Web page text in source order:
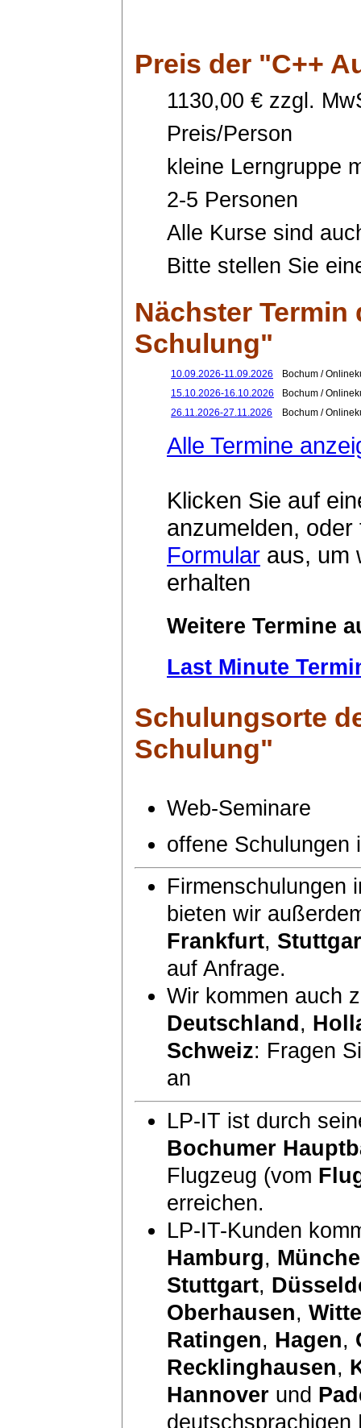
Preis der "C++
1130,00 € zzgl.
Preis/Person
kleine Lerngruppe
2-5 Personen
Alle Kurse sind
Bitte stellen Sie
Nächster Termin
Schulung"
10.09.2026-11.09.2026
Bochum /
15.10.2026-16.10.2026
Bochum /
26.11.2026-27.11.2026
Bochum /
Alle Termine
Klicken Sie auf
anzumelden,
Formular aus, um
erhalten
Weitere Termine
Last Minute
Schulungsorte
Schulung"
Web-Seminare
offene Schulungen
Firmenschulungen
bieten wir
Frankfurt,
auf Anfrage.
Wir kommen auch
Deutschland ,
Schweiz: Fragen
an
LP-IT ist durch
Bochumer
Flugzeug (vom
erreichen.
LP-IT-Kunden
Hamburg,
Stuttgart,
Oberhausen,
Ratingen, Hagen,
Recklinghausen,
Hannover und